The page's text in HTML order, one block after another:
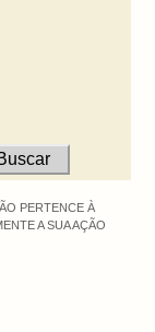
PERTENCE À
A SUA AÇÃO